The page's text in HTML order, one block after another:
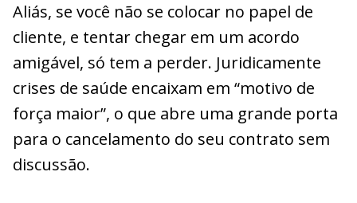
Aliás, se você não se colocar no papel de
cliente, e tentar chegar em um acordo
amigável, só tem a perder. Juridicamente
crises de saúde encaixam em “motivo de
força maior”, o que abre uma grande porta
para o cancelamento do seu contrato sem
discussão.